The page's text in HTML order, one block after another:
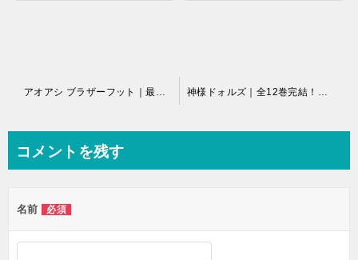
ビ
ー
シ
アオアシ ブラザーフット｜最新刊第1巻！サンデーうぇぶりで全話無料連載中！ 神様ドォルズ｜全12巻完結！サンデーうぇぶりで最終巻まで全巻無料配信中！
コメントを残す
名前 必須